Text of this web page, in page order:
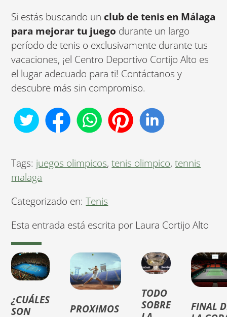
Si estás buscando un club de tenis en Málaga
para mejorar tu juego durante un largo
período de tenis o exclusivamente durante tus
vacaciones, ¡el Centro Deportivo Cortijo Alto es
el lugar adecuado para ti! Contáctanos y
descubre más sin compromiso.
Tags: juegos olimpicos,tenis olimpico,tennis
malaga
Categorizado en:Tenis
Esta entrada está escrita por Laura Cortijo Alto
¿CUÁLES
SON
PROXIMOS
TODO
SOBRE
FINAL